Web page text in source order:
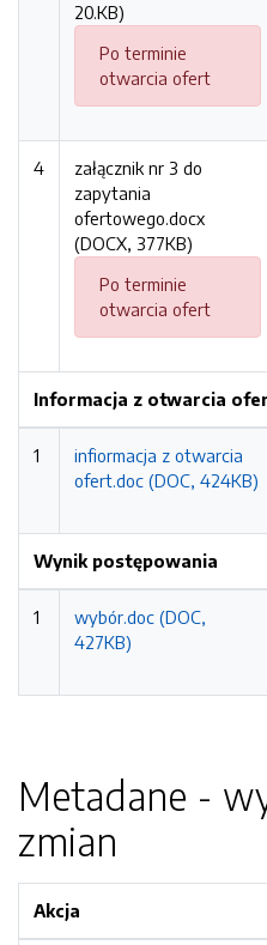
20.KB)
Po terminie
otwarcia ofert
4
załącznik nr 3 do
zapytania
ofertowego.docx
(DOCX, 377KB)
Po terminie
otwarcia ofert
Informacja z otwarcia
1
infiormacja z otwarcia
ofert.doc (DOC, 424KB)
Wynik postępowania
1
wybór.doc (DOC,
427KB)
Metadane -
zmian
Akcja